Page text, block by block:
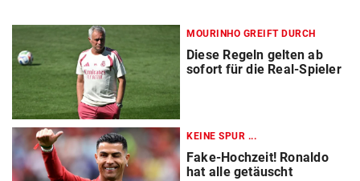
MOURINHO GREIFT DURCH
Diese Regeln gelten ab
sofort für die Real-Spieler
KEINE SPUR ...
Fake-Hochzeit! Ronaldo
hat alle getäuscht